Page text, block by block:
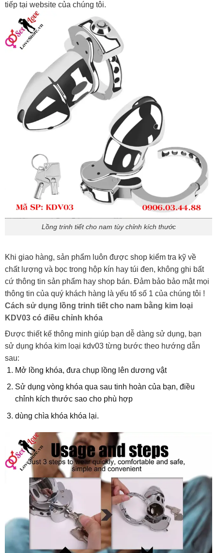
tiếp tại website của chúng tôi.
Lồng trinh tiết cho nam tùy chỉnh kích thước
Khi giao hàng, sản phẩm luôn được shop kiểm tra kỹ về
chất lượng và bọc trong hộp kín hay túi đen, không ghi bất
cứ thông tin sản phẩm hay shop bán. Đảm bảo bảo mật mọi
thông tin của quý khách hàng là yếu tố số 1 của chúng tôi !
Cách sử dụng lồng trinh tiết cho nam bằng kim loại
KDV03 có điều chỉnh khóa
Được thiết kế thông minh giúp bạn dễ dàng sử dụng, bạn
sử dụng khóa kim loại kdv03 từng bước theo hướng dẫn
sau:
Mở lồng khóa, đưa chụp lồng lên dương vật
Sử dụng vòng khóa qua sau tinh hoàn của bạn, điều
chỉnh kích thước sao cho phù hợp
dùng chìa khóa khóa lại.